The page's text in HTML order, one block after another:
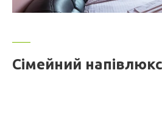
Сімейний